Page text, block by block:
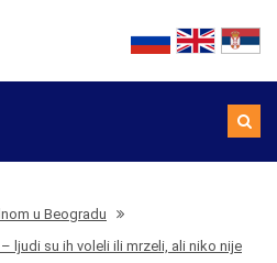
u Beogradu
ljudi su ih voleli ili mrzeli, ali niko nije